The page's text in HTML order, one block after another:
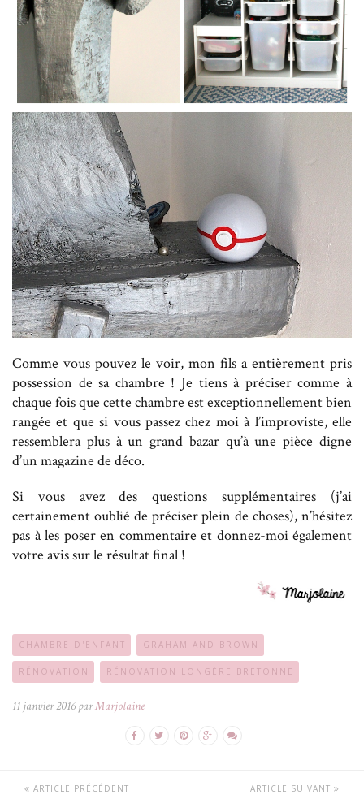
Comme vous pouvez le voir, mon fils a entièrement pris
possession de sa chambre ! Je tiens à préciser comme à
chaque fois que cette chambre est exceptionnellement bien
rangée et que si vous passez chez moi à l’improviste, elle
ressemblera plus à un grand bazar qu’à une pièce digne
d’un magazine de déco.
Si vous avez des questions supplémentaires (j’ai
certainement oublié de préciser plein de choses), n’hésitez
pas à les poser en commentaire et donnez-moi également
votre avis sur le résultat final !
CHAMBRE D'ENFANT GRAHAM AND BROWN
RÉNOVATION RÉNOVATION LONGÈRE BRETONNE
11 janvier 2016 parMarjolaine
ARTICLE PRÉCÉDENT ARTICLE SUIVANT